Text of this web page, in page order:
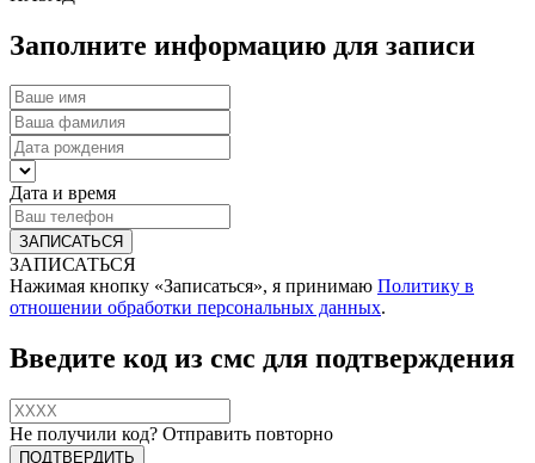
Заполните информацию для записи
Дата и время
ЗАПИСАТЬСЯ
Нажимая кнопку «Записаться», я принимаю Политику в
отношении обработки персональных данных.
Введите код из смс для подтверждения
Не получили код? Отправить повторно